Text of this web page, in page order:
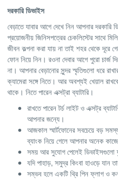
দরকারিডিভাইস
বেড়াতে যাবার আগে দেখে নিন আপনার
প্রয়োজনীয় জিনিসপত্রের চেকলিস্টের সাথে
জীবন কল্পনা করা যায় না তাই শহর থেকে দূরে
ফোন নিয়ে নিন। রওনা দেবার আগে পুরো চার্জ
না। আপনার বেড়ানোর সুন্দর স্মৃতিগুলো ধরে
ক্যামেরা সঙ্গে নিতে। আর অবশ্যই খেয়াল
থাকে। নিতে পারেন এক্সট্রা ব্যাটারি।
রাখতে পারেন টর্চ লাইট ও এক্সট্র
আপনার জন্যে।
আজকাল স্মার্টফোনের সবচেয়ে বড়
ব্যাংক নিয়ে গেলে আপনার অনেক
সময় আর সুযোগ পেলেই ডিভাইসগুলো
যদি পাহাড়, সমুদ্র কিংবা হাওড়ে যান
সম্ভব হলে একটি থ্রি পিন ফ্লাগ ও